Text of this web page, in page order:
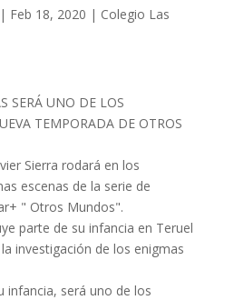
| Feb 18, 2020 | Colegio Las
SERÁ UNO DE LOS
TEMPORADA DE OTROS
Sierra rodará en los
escenas de la serie de
" Otros Mundos".
parte de su infancia en Teruel
investigación de los enigmas
infancia, será uno de los